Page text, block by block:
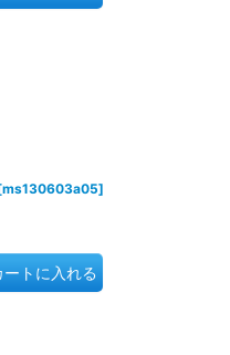
ms130603a05]
ートに入れる